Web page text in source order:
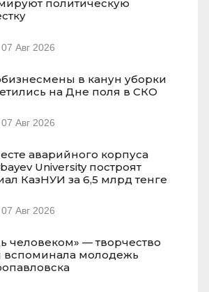
политическую
07 Авг 2026
в канун уборки
на Дне поля в СКО
07 Авг 2026
аварийного корпуса
University построят
КазНУИ за 6,5 млрд тенге
07 Авг 2026
человеком» — творчество
вспоминала молодежь